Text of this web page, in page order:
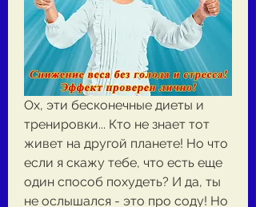
Ох, эти бесконечные диеты и
тренировки... Кто не знает тот
живет на другой планете! Но что
если я скажу тебе, что есть еще
один способ похудеть? И да, ты
не ослышался - это про соду! Но